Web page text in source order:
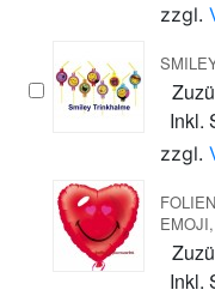
zzgl.
Inkl.
zzgl.
Inkl.